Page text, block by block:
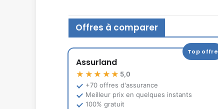
Offres à comparer
Top offre
Assurland
★★★★★ 5,0
+70 offres d'assurance
Meilleur prix en quelques instants
100% gratuit